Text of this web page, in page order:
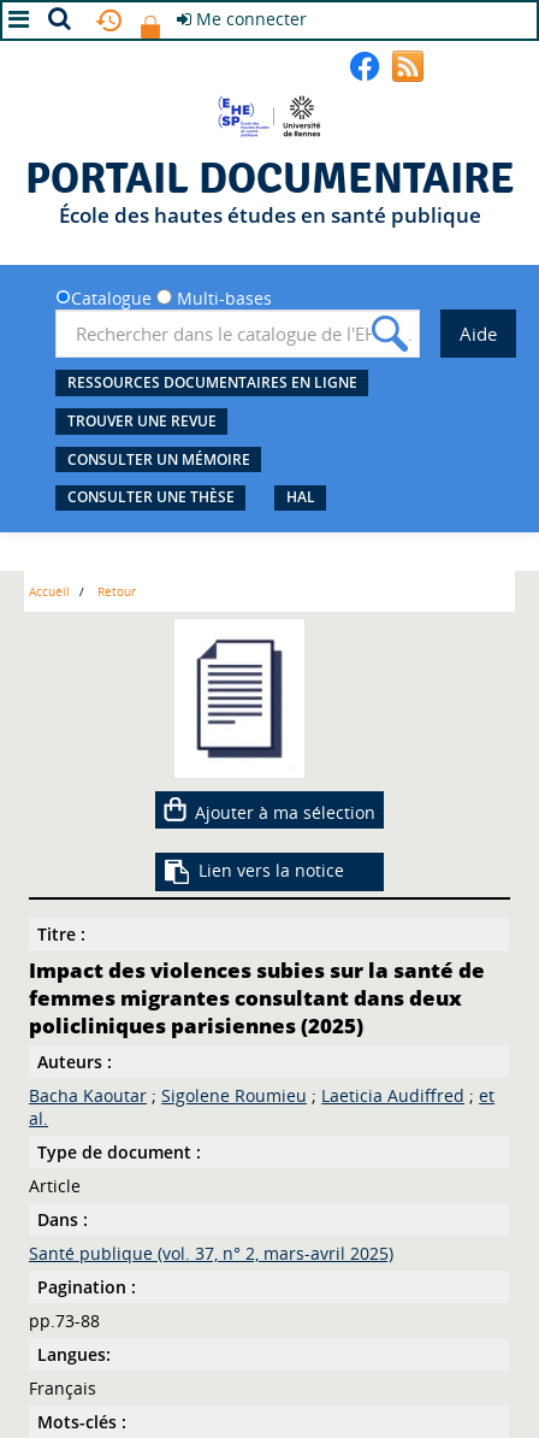
Me connecter
PORTAIL DOCUMENTAIRE
École des hautes études en santé publique
Catalogue Multi-bases
RESSOURCES DOCUMENTAIRES EN LIGNE
TROUVER UNE REVUE
CONSULTER UN MÉMOIRE
CONSULTER UNE THÈSE
HAL
Accueil Retour
Ajouter à ma sélection
Lien vers la notice
Titre :
Impact des violences subies sur la santé de
femmes migrantes consultant dans deux
policliniques parisiennes (2025)
Auteurs :
Bacha Kaoutar ;Sigolene Roumieu ; Laeticia Audiffred ;et
al.
Type de document :
Article
Dans :
Santé publique (vol. 37, n° 2, mars-avril 2025)
Pagination :
pp.73-88
Langues:
Français
Mots-clés :